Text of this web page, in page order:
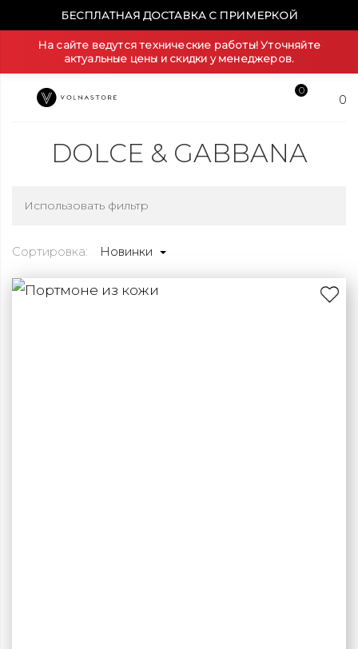
БЕСПЛАТНАЯ ДОСТАВКА С ПРИМЕРКОЙ
На сайте ведутся технические работы! Уточняйте
актуальные цены и скидки у менеджеров.
0
0
DOLCE & GABBANA
Использовать фильтр
Сортировка: Новинки